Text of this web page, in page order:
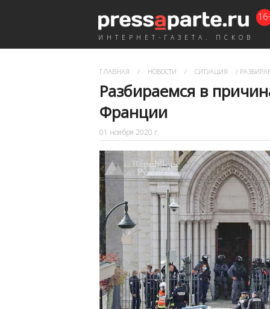
ИНТЕРНЕТ-ГАЗЕТА. ПСКОВ
ГЛАВНАЯ / НОВОСТИ / СИТУАЦИЯ /
Разбираемся в
Франции
01 ноября 2020 г.